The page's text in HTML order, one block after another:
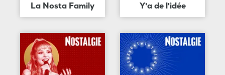
La Nosta Family Y'a de l'idée